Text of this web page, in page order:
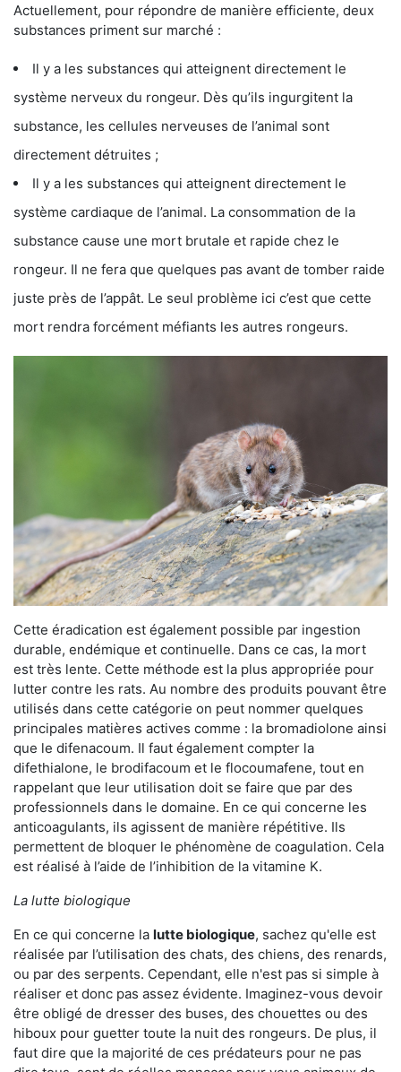
Actuellement, pour répondre de manière efficiente, deux
substances priment sur marché :
Il y a les substances qui atteignent directement le
système nerveux du rongeur. Dès qu’ils ingurgitent la
substance, les cellules nerveuses de l’animal sont
directement détruites ;
Il y a les substances qui atteignent directement le
système cardiaque de l’animal. La consommation de la
substance cause une mort brutale et rapide chez le
rongeur. Il ne fera que quelques pas avant de tomber raide
juste près de l’appât. Le seul problème ici c’est que cette
mort rendra forcément méfiants les autres rongeurs.
Cette éradication est également possible par ingestion
durable, endémique et continuelle. Dans ce cas, la mort
est très lente. Cette méthode est la plus appropriée pour
lutter contre les rats. Au nombre des produits pouvant être
utilisés dans cette catégorie on peut nommer quelques
principales matières actives comme : la bromadiolone ainsi
que le difenacoum. Il faut également compter la
difethialone, le brodifacoum et le flocoumafene, tout en
rappelant que leur utilisation doit se faire que par des
professionnels dans le domaine. En ce qui concerne les
anticoagulants, ils agissent de manière répétitive. Ils
permettent de bloquer le phénomène de coagulation. Cela
est réalisé à l’aide de l’inhibition de la vitamine K.
La lutte biologique
En ce qui concerne la lutte biologique, sachez qu'elle est
réalisée par l’utilisation des chats, des chiens, des renards,
ou par des serpents. Cependant, elle n'est pas si simple à
réaliser et donc pas assez évidente. Imaginez-vous devoir
être obligé de dresser des buses, des chouettes ou des
hiboux pour guetter toute la nuit des rongeurs. De plus, il
faut dire que la majorité de ces prédateurs pour ne pas